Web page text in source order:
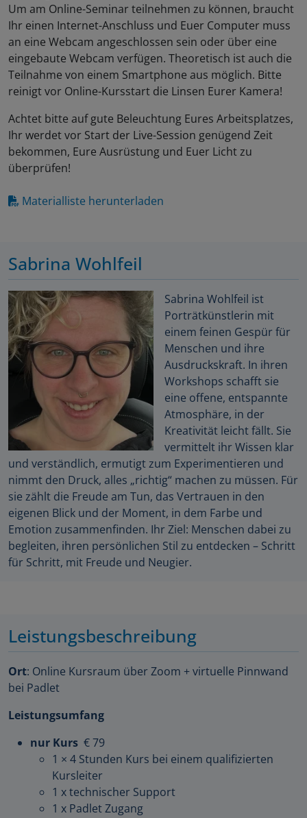
Um am Online-Seminar teilnehmen zu können, braucht
Ihr einen Internet-Anschluss und Euer Computer muss
an eine Webcam angeschlossen sein oder über eine
eingebaute Webcam verfügen. Theoretisch ist auch die
Teilnahme von einem Smartphone aus möglich. Bitte
reinigt vor Online-Kursstart die Linsen Eurer Kamera!
Achtet bitte auf gute Beleuchtung Eures Arbeitsplatzes,
Ihr werdet vor Start der Live-Session genügend Zeit
bekommen, Eure Ausrüstung und Euer Licht zu
überprüfen!
Materialliste herunterladen
Sabrina Wohlfeil
Sabrina Wohlfeil ist
Porträtkünstlerin mit
einem feinen Gespür für
Menschen und ihre
Ausdruckskraft. In ihren
Workshops schafft sie
eine offene, entspannte
Atmosphäre, in der
Kreativität leicht fällt. Sie
vermittelt ihr Wissen klar
und verständlich, ermutigt zum Experimentieren und
nimmt den Druck, alles „richtig“ machen zu müssen. Für
sie zählt die Freude am Tun, das Vertrauen in den
eigenen Blick und der Moment, in dem Farbe und
Emotion zusammenfinden. Ihr Ziel: Menschen dabei zu
begleiten, ihren persönlichen Stil zu entdecken – Schritt
für Schritt, mit Freude und Neugier.
Leistungsbeschreibung
Ort: Online Kursraum über Zoom + virtuelle Pinnwand
bei Padlet
Leistungsumfang
nur Kurs € 79
1 × 4 Stunden Kurs bei einem qualifizierten
Kursleiter
1 x technischer Support
1 x Padlet Zugang